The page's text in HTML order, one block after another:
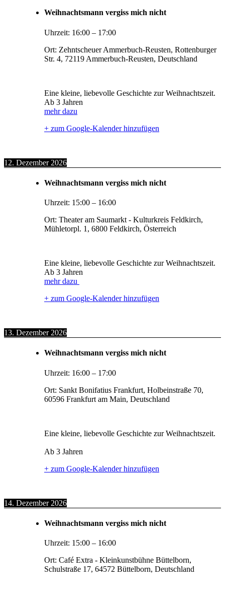
Weihnachtsmann vergiss mich nicht
Uhrzeit: 16:00 – 17:00
Ort: Zehntscheuer Ammerbuch-Reusten, Rottenburger
Str. 4, 72119 Ammerbuch-Reusten, Deutschland
Eine kleine, liebevolle Geschichte zur Weihnachtszeit.
Ab 3 Jahren
mehr dazu
+ zum Google-Kalender hinzufügen
12. Dezember 2026
Weihnachtsmann vergiss mich nicht
Uhrzeit: 15:00 – 16:00
Ort: Theater am Saumarkt - Kulturkreis Feldkirch,
Mühletorpl. 1, 6800 Feldkirch, Österreich
Eine kleine, liebevolle Geschichte zur Weihnachtszeit.
Ab 3 Jahren
mehr dazu
+ zum Google-Kalender hinzufügen
13. Dezember 2026
Weihnachtsmann vergiss mich nicht
Uhrzeit: 16:00 – 17:00
Ort: Sankt Bonifatius Frankfurt, Holbeinstraße 70,
60596 Frankfurt am Main, Deutschland
Eine kleine, liebevolle Geschichte zur Weihnachtszeit.
Ab 3 Jahren
+ zum Google-Kalender hinzufügen
14. Dezember 2026
Weihnachtsmann vergiss mich nicht
Uhrzeit: 15:00 – 16:00
Ort: Café Extra - Kleinkunstbühne Büttelborn,
Schulstraße 17, 64572 Büttelborn, Deutschland